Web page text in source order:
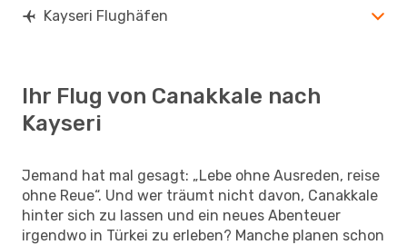
Kayseri Flughäfen
Ihr Flug von Canakkale nach
Kayseri
Jemand hat mal gesagt: „Lebe ohne Ausreden, reise
ohne Reue“. Und wer träumt nicht davon, Canakkale
hinter sich zu lassen und ein neues Abenteuer
irgendwo in Türkei zu erleben? Manche planen schon